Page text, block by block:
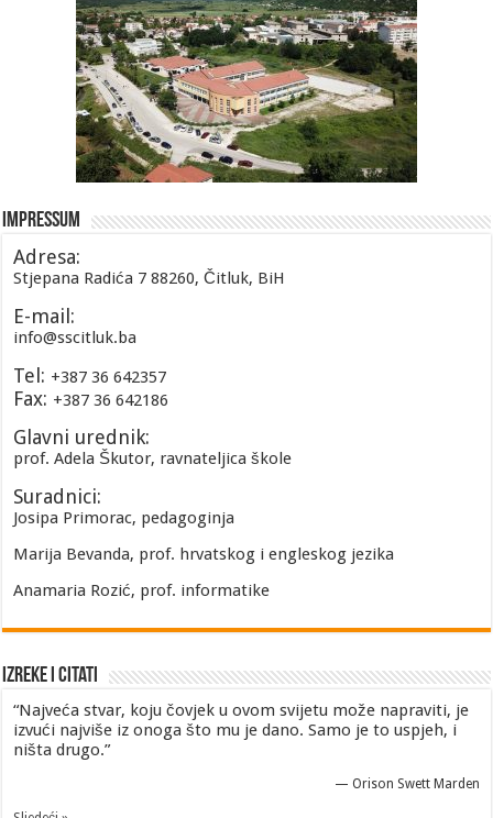
Impressum
Adresa:
Stjepana Radića 7 88260, Čitluk, BiH
E-mail:
info@sscitluk.ba
Tel: +387 36 642357
Fax: +387 36 642186
Glavni urednik:
prof. Adela Škutor, ravnateljica škole
Suradnici:
Josipa Primorac, pedagoginja
Marija Bevanda, prof. hrvatskog i engleskog jezika
Anamaria Rozić, prof. informatike
Izreke i Citati
“Najveća stvar, koju čovjek u ovom svijetu može napraviti, je
izvući najviše iz onoga što mu je dano. Samo je to uspjeh, i
ništa drugo.”
— Orison Swett Marden